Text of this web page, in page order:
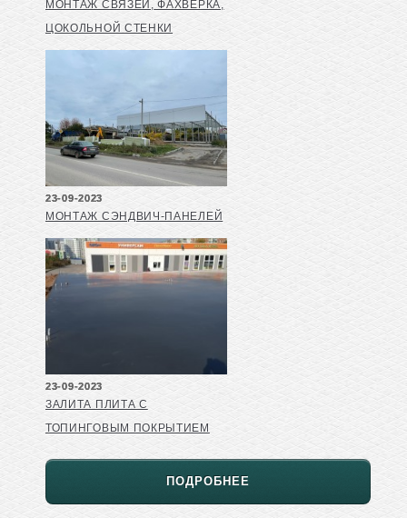
МОНТАЖ СВЯЗЕЙ, ФАХВЕРКА,
ЦОКОЛЬНОЙ СТЕНКИ
23-09-2023
МОНТАЖ СЭНДВИЧ-ПАНЕЛЕЙ
23-09-2023
ЗАЛИТА ПЛИТА С
ТОПИНГОВЫМ ПОКРЫТИЕМ
ПОДРОБНЕЕ